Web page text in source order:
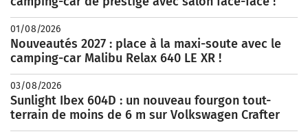
01/08/2026
Nouveautés 2027 : place à la maxi-soute avec le
camping-car Malibu Relax 640 LE XR !
03/08/2026
Sunlight Ibex 604D : un nouveau fourgon tout-
terrain de moins de 6 m sur Volkswagen Crafter